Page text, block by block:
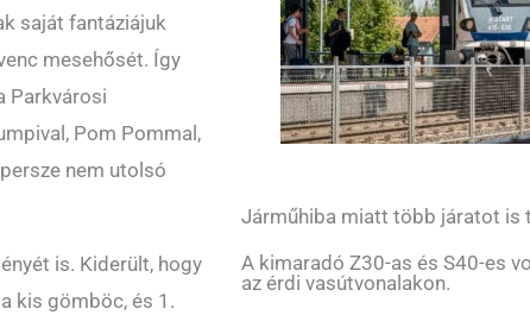
saját fantáziájuk
mesehősét. Így
Parkvárosi
Pom Pommal,
nem utolsó
is. Kiderült, hogy
kis gömböc, és 1.
Járműhiba miatt több járatot is
A kimaradó Z30-as és S40-es
az érdi vasútvonalakon.